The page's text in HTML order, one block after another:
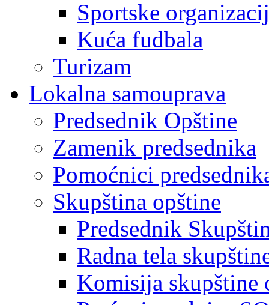
Sportske
Kuća fudbala
Turizam
Lokalna samouprava
Predsednik Opštine
Zamenik predsednika
Pomoćnici
Skupština opštine
Predsednik
Radna tela
Komisija skupštine